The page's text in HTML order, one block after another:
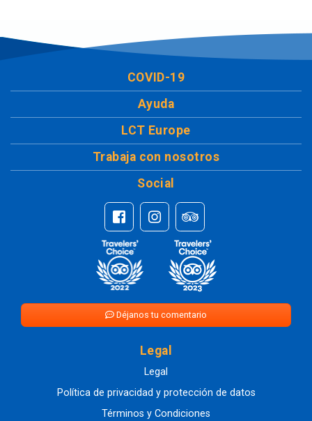
COVID-19
Ayuda
LCT Europe
Legal
Legal
Política de privacidad y protección de datos
Términos y Condiciones
Trabaja con nosotros
Social
Déjanos tu comentario